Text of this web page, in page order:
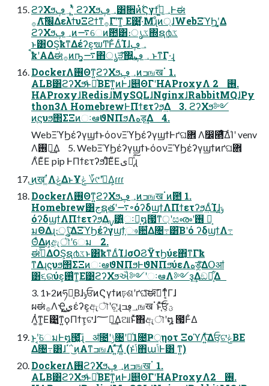
ϩʔΧϧ؀ڥʹ͍ͭͯ ϩʔΧϧ؀ڥ͸ࣗ਎ͷ࣋ͭϚγϯ؀ڥ͚ͩͰಈ
࡞Λ׬݁ͤ͞ΔελϯυΞϩϯͳ࡞Γʹ͠ͳ͚ Ε͹͍͚·ͤΜɻͦͷ্ɺWebΞϓϦʹ͓͚Δ
ϩʔΧϧ؀ڥͷ࠷େͷܽ఺͸։ൃػ΍ຊ൪ػ͕
ͱ͸OS͕ҟͳΔέʔε͕ຆͲͰ͋ΔͨΊɺ؀ڥ
ࠩҟʹΑΔಈ࡞ͷҧ͍͕࠷΋ൃੜ͠΍͍͢؀ڥ ͱͳΓ·͢ɻ
DockerΛ࢖Θͳ͍ϩʔΧϧ؀ڥͷߏஙखॱ 1.
ALB͸ϩʔΧϧͩͱཱͯΒΕͳ͍ͷͰɺ୅ΘΓʹHAProxyΛ ࢖͏ 2.
HAProxyɺRedisɺMySQLɺNginxɺRabbitMQɺPy
thon3Λ HomebrewͰΠϯετʔϧ͢Δ 3. ϩʔΧϧ༻
ͷ֤ϛυϧ΢ΣΞͷઃఆϑΝΠϧΛهड़͢Δ 4.
WebΞϓϦέʔγϣϯͱόονΞϓϦέʔγϣϯͰґଘؔ܎ Λ෼཭ͤ͞ΔͨΊʹ venv
Λ࢖༻͢Δ 5. WebΞϓϦέʔγϣϯͱόονΞϓϦέʔγϣϯͷґଘؔ܎
ΛͦΕͧΕ pip ͰΠϯετʔϧ͠ɺͦΕͧΕىಈ͓ͯ͘͠ɻ
͜ͷखॱ͚ͩΛݟΔͱҰݟ ؆୯ʹࢥ͑Δ͕ɾɾɾ
DockerΛ࢖Θͳ͍ϩʔΧϧ؀ڥͷߏஙखॱͷܽ఺ 1.
Homebrew͸جຊతʹ࠷৽όʔδϣϯΛΠϯετʔϧ͢ΔͨΊɺݹ͍
όʔδϣϯΛΠϯετʔϧ͢Δࡍ͸͍͍ͪͪઃఆ͕໘౗ͳ্ʹසൟʹ࢖ ༻͕
มΘΔɻ։ൃ͍ͯ͠ΔΞϓϦέʔγϣϯ͕ෳ਺͋Δ৔߹͸͞Βʹό ʔδϣϯΛ߹
ΘͤΔͷ͕ඇৗʹେม 2.
ಈ࡞ͤ͞ΔOS͕ຊ൪ػͱ͸ҟͳΔͨΊɺσΟϨΫτϦύε΋͔ͳΓҟ
ͳΔɻϛυϧ΢ΣΞͷઃఆϑΝΠϧͰϑΝΠϧύεΛهड़͍ͯ͠ΔՕॴ
͸૬ରύε͕࢖͑ͳ͚Ε͹ϩʔΧϧઐ༻ʹઃఆΛ༻ҙ͢Δඞཁ͕͋Δ
3. 1ͱ2ͷཧ༝͔ΒɺݸਓͷϚγϯͷঢ়ଶʹґଘͯ͠ಈ࡞͠ͳ͔ͬͨΓɺ
ผಈ࡞ΛҾ͖ى͜͢έʔε͕ඇৗʹଟ͍ɻ؀ڥߏஙखॱͱ֤ͯ͠ਓ͕ؾ
Λ͚ͭͳ͚Ε͹͍͚ͳ͍ϙΠϯτ͕ଟ͘ɺ؅ཧ͢Δଆͱͯ͠΋ඇৗʹ໘ ౗Ͱ͋Δ
ͱʹ͔͘େมͰ໘౗͍͘͞ɻ ॳ೔ʹݱ৔ʹདྷͯ1೔Ҏ্ηοτ ΞοϓΛ͍ͯ͠Δਓ͕ଟ͘ݟΒΕ
Δ৔߹͸ɺ΄΅͜ͷΑ͏ͳߏஙΛ ͍ͯ͠Δ͍ͤ (ͱݴͬͯ΋աݴͰ͸ ͳ͍)
DockerΛ࢖͏ϩʔΧϧ؀ڥͷߏஙखॱ 1.
ALB͸ϩʔΧϧͩͱཱͯΒΕͳ͍ͷͰɺ୅ΘΓʹHAProxyΛ࢖͏ 2.